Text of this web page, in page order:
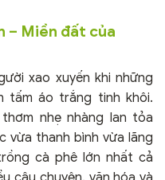
– Miền đất của
xao xuyến khi những
tấm áo trắng tinh khôi.
nhẹ nhàng lan tỏa
vừa thanh bình vừa lãng
cà phê lớn nhất cả